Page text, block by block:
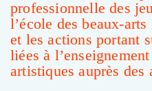
professionnelle des
l’école des beaux-
et les actions portant
liées à
artistiques auprès des